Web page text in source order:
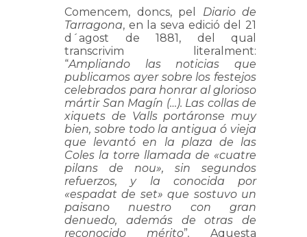
Comencem, doncs, pel Diario de
Tarragona, en la seva edició del 21
d´agost de 1881, del qual
transcrivim literalment:
“Ampliando las noticias que
publicamos ayer sobre los festejos
celebrados para honrar al glorioso
mártir San Magín (…). Las collas de
xiquets de Valls portáronse muy
bien, sobre todo la antigua ó vieja
que levantó en la plaza de las
Coles la torre llamada de «cuatre
pilans de nou», sin segundos
refuerzos, y la conocida por
«espadat de set» que sostuvo un
paisano nuestro con gran
denuedo, además de otras de
reconocido mérito”. Aquesta